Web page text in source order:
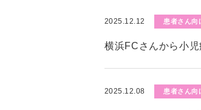
2025.12.12 患者さん向
横浜FCさんから小
2025.12.08 患者さん向